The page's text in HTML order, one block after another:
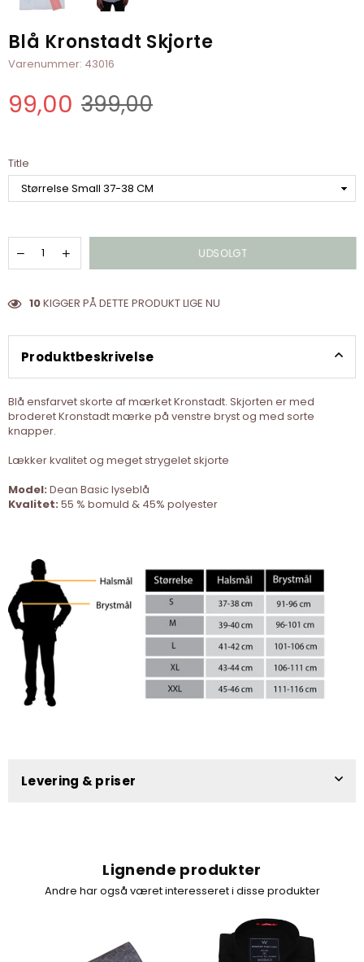
Blå Kronstadt Skjorte
Varenummer: 43016
Normal
99,00 399,00
Title
UDSOLGT
10KIGGER PÅ DETTE PRODUKT LIGE NU
Produktbeskrivelse
Blå ensfarvet skorte af mærket Kronstadt. Skjorten er med
broderet Kronstadt mærke på venstre bryst og med sorte
knapper.
Lækker kvalitet og meget strygelet skjorte
Model: Dean Basic lyseblå
Kvalitet: 55 % bomuld & 45% polyester
Levering & priser
Lignende produkter
Andre har også været interesseret i disse produkter